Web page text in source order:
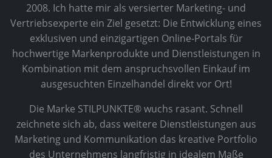
2008. Ich hatte mir als versierter Marketing- und
Vertriebsexperte ein Ziel gesetzt: Die Entwicklung eines
exklusiven und einzigartigen Online-Portals für
hochwertige Markenprodukte und Dienstleistungen in
Kombination mit dem anspruchsvollen Einkauf im
ausgesuchten Einzelhandel direkt vor Ort!
Die Marke STILPUNKTE® wuchs rasant. Schnell
zeichnete sich ab, dass weitere Dienstleistungen aus
Marketing und Kommunikation das kreative Portfolio
des Unternehmens langfristig in idealem Maße